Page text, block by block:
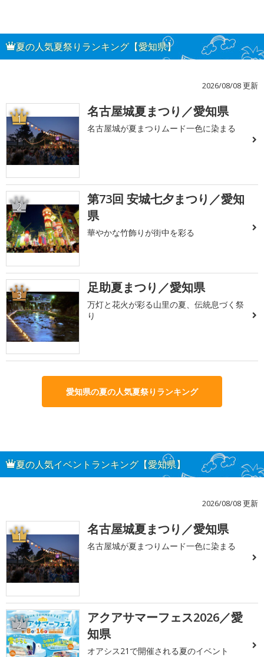
夏の人気夏祭りランキング【愛知県】
2026/08/08 更新
1 名古屋城夏まつり／愛知県
名古屋城が夏まつりムード一色に染まる
2
第73回 安城七夕まつり／愛知
県
華やかな竹飾りが街中を彩る
3 足助夏まつり／愛知県
万灯と花火が彩る山里の夏、伝統息づく祭
り
愛知県の夏の人気夏祭りランキング
夏の人気イベントランキング【愛知県】
2026/08/08 更新
1 名古屋城夏まつり／愛知県
名古屋城が夏まつりムード一色に染まる
2
アクアサマーフェス2026／愛
知県
オアシス21で開催される夏のイベント